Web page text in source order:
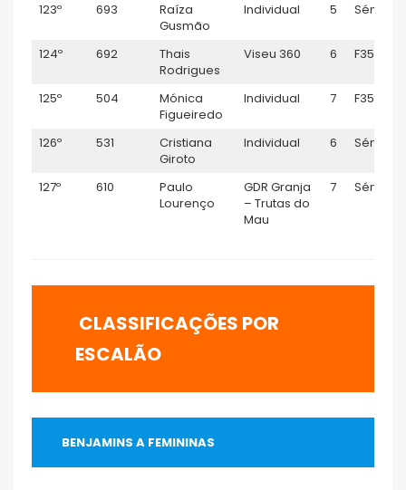
123º 693
Raíza
Gusmão
Individual 5 Sénior F
124º 692
Thais
Rodrigues
Viseu 360 6 F35
125º 504
Mónica
Figueiredo
Individual 7 F35
126º 531
Cristiana
Giroto
Individual 6 Sénior F
127º 610
Paulo
Lourenço
GDR Granja
– Trutas do
Mau
7 Sénior M
CLASSIFICAÇÕES POR
ESCALÃO
BENJAMINS A FEMININAS